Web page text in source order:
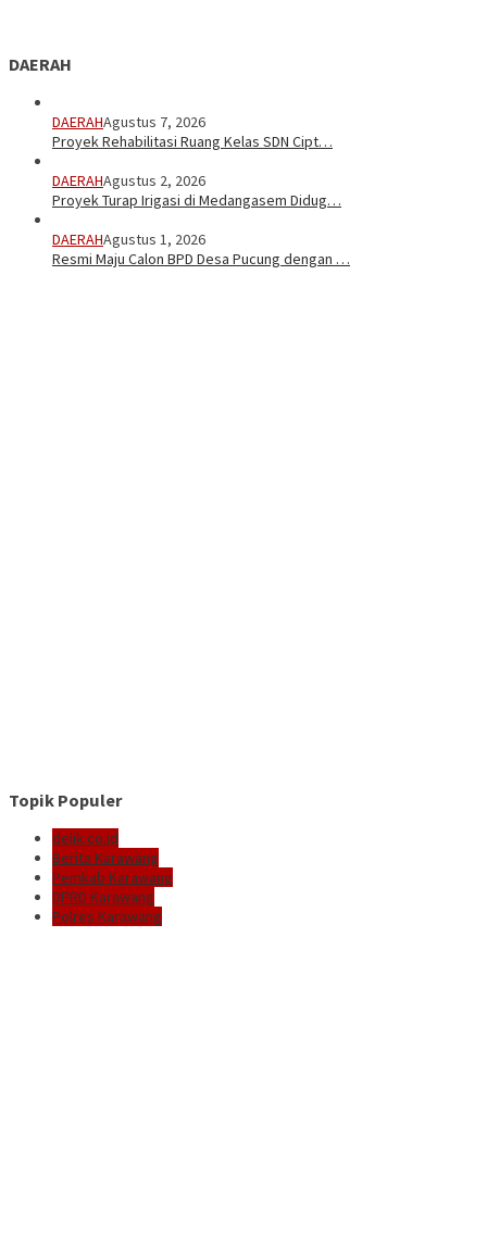
DAERAH
DAERAHAgustus 7, 2026
Proyek Rehabilitasi Ruang Kelas SDN Cipt…
DAERAHAgustus 2, 2026
Proyek Turap Irigasi di Medangasem Didug…
DAERAHAgustus 1, 2026
Resmi Maju Calon BPD Desa Pucung dengan …
Topik Populer
delik.co.id
Berita Karawang
Pemkab Karawang
DPRD Karawang
Polres Karawang